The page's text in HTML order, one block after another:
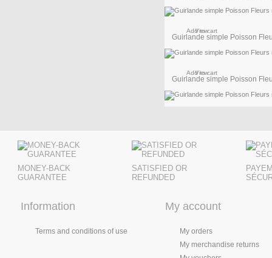
Add to cart
View
Guirlande simple Poisson
Add to cart
View
Guirlande simple Poisson
MONEY-BACK
GUARANTEE
SATISFIED OR
REFUNDED
Information
Terms and conditions of use
My account
My orders
My merchandise returns